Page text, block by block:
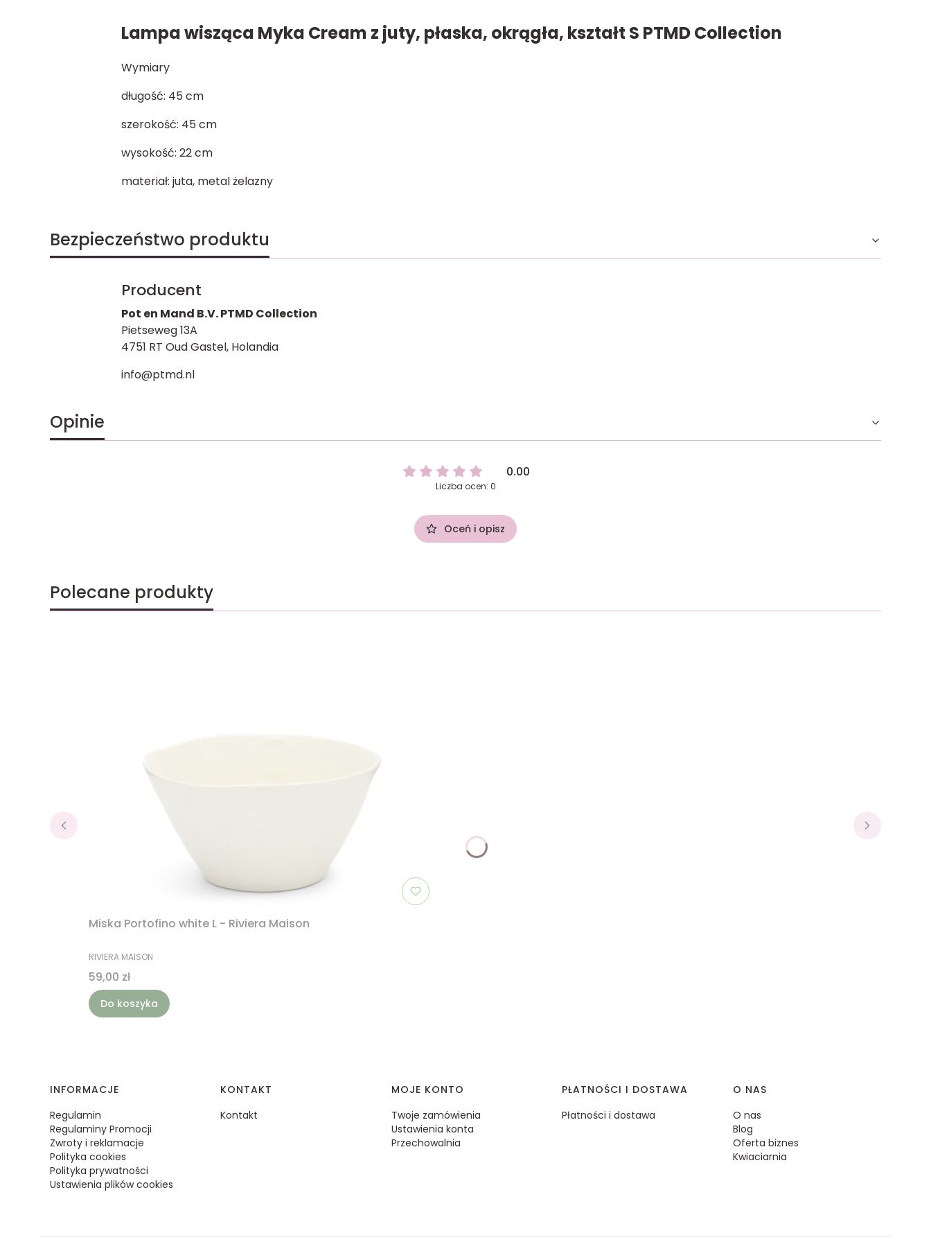
Lampa wisząca Myka Cream z juty, płaska, okrągła, kształt S PTMD Collection
Wymiary
długość: 45 cm
szerokość: 45 cm
wysokość: 22 cm
materiał: juta, metal żelazny
Bezpieczeństwo produktu
Producent
Pot en Mand B.V. PTMD Collection
Pietseweg 13A
4751 RT Oud Gastel, Holandia
info@ptmd.nl
Opinie
0.00
Liczba ocen: 0
Oceń i opisz
Polecane produkty
Miska Portofino white L - Riviera Maison
PRODUCENT
RIVIERA MAISON
Cena
59,00 zł
Do koszyka
Linki w stopce
INFORMACJE
Regulamin
Regulaminy Promocji
Zwroty i reklamacje
Polityka cookies
Polityka prywatności
Ustawienia plików cookies
KONTAKT
Kontakt
MOJE KONTO
Twoje zamówienia
Ustawienia konta
Przechowalnia
PŁATNOŚCI I DOSTAWA
Płatności i dostawa
O NAS
O nas
Blog
Oferta biznes
Kwiaciarnia